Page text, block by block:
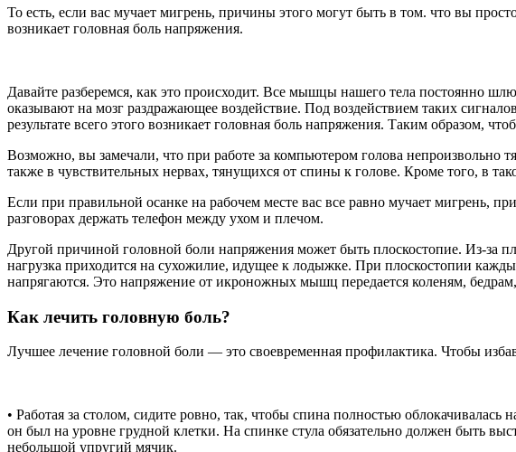
То есть, если вас мучает мигрень, причины этого могут быть в том. что вы
возникает головная боль напряжения.
Давайте разберемся, как это происходит. Все мышцы нашего тела постоянно
оказывают на мозг раздражающее воздействие. Под воздействием таких
результате всего этого возникает головная боль напряжения. Таким образом,
Возможно, вы замечали, что при работе за компьютером голова
также в чувствительных нервах, тянущихся от спины к голове. Кроме того, в
Если при правильной осанке на рабочем месте вас все равно мучает мигрень,
разговорах держать телефон между ухом и плечом.
Другой причиной головной боли напряжения может быть плоскостопие. Из-за
нагрузка приходится на сухожилие, идущее к лодыжке. При плоскостопии
напрягаются. Это напряжение от икроножных мышц передается коленям,
Как лечить головную боль?
Лучшее лечение головной боли — это своевременная профилактика. Чтобы
• Работая за столом, сидите ровно, так, чтобы спина полностью
он был на уровне грудной клетки. На спинке стула обязательно должен быть
небольшой упругий мячик.